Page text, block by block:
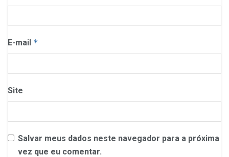
E-mail *
Site
Salvar meus dados neste navegador para a próxima
vez que eu comentar.